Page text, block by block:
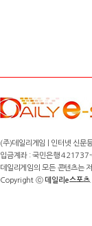
(주)데일리게임 | 인터넷 신
입금계좌 : 국민은행
데일리게임의 모든 콘텐츠는
Copyright ⓒ데일리e스포츠